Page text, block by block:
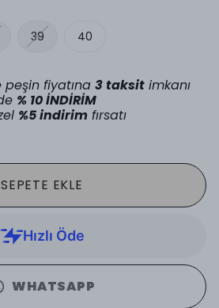
39 40
fiyatına 3 taksit imkanı
% 10 İNDİRİM
%5 indirim fırsatı
SEPETE EKLE
WHATSAPP